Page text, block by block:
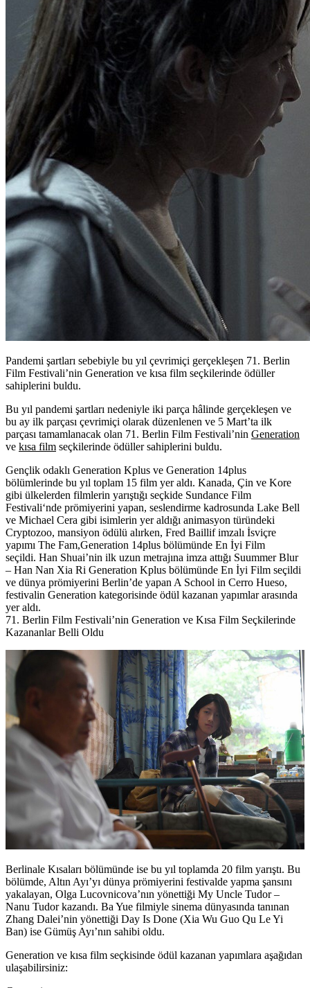
Pandemi şartları sebebiyle bu yıl çevrimiçi gerçekleşen 71. Berlin
Film Festivali’nin Generation ve kısa film seçkilerinde ödüller
sahiplerini buldu.
Bu yıl pandemi şartları nedeniyle iki parça hâlinde gerçekleşen ve
bu ay ilk parçası çevrimiçi olarak düzenlenen ve 5 Mart’ta ilk
parçası tamamlanacak olan 71. Berlin Film Festivali’nin Generation
ve kısa film seçkilerinde ödüller sahiplerini buldu.
Gençlik odaklı Generation Kplus ve Generation 14plus
bölümlerinde bu yıl toplam 15 film yer aldı. Kanada, Çin ve Kore
gibi ülkelerden filmlerin yarıştığı seçkide Sundance Film
Festivali‘nde prömiyerini yapan, seslendirme kadrosunda Lake Bell
ve Michael Cera gibi isimlerin yer aldığı animasyon türündeki
Cryptozoo, mansiyon ödülü alırken, Fred Baillif imzalı İsviçre
yapımı The Fam,Generation 14plus bölümünde En İyi Film
seçildi. Han Shuai’nin ilk uzun metrajına imza attığı Suummer Blur
– Han Nan Xia Ri Generation Kplus bölümünde En İyi Film seçildi
ve dünya prömiyerini Berlin’de yapan A School in Cerro Hueso,
festivalin Generation kategorisinde ödül kazanan yapımlar arasında
yer aldı.
71. Berlin Film Festivali’nin Generation ve Kısa Film Seçkilerinde
Kazananlar Belli Oldu
Berlinale Kısaları bölümünde ise bu yıl toplamda 20 film yarıştı. Bu
bölümde, Altın Ayı’yı dünya prömiyerini festivalde yapma şansını
yakalayan, Olga Lucovnicova’nın yönettiği My Uncle Tudor –
Nanu Tudorkazandı. Ba Yue filmiyle sinema dünyasında tanınan
Zhang Dalei’nin yönettiği Day Is Done (Xia Wu Guo Qu Le Yi
Ban) ise Gümüş Ayı’nın sahibi oldu.
Generation ve kısa film seçkisinde ödül kazanan yapımlara aşağıdan
ulaşabilirsiniz: